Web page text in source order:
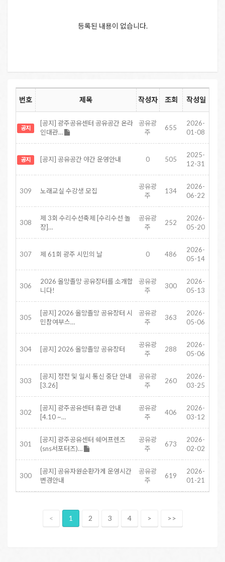
등록된 내용이 없습니다.
번호 제목 작성자 조회 작성일
공지
[공지] 광주공유센터 공유공간 온라
인대관…
공유광
주
655
2026-
01-08
공지 [공지] 공유공간 야간 운영안내 0 505
2025-
12-31
309 노래교실 수강생 모집
공유광
주
134
2026-
06-22
308
제 3회 수리수선축제 [수리수선 놀
장]…
공유광
주
252
2026-
05-20
307 제 61회 광주 시민의 날 0 486
2026-
05-14
306
2026 올망졸망 공유장터를 소개합
니다!
공유광
주
300
2026-
05-13
305
[공지] 2026 올망졸망 공유장터 시
민참여부스…
공유광
주
363
2026-
05-06
304 [공지] 2026 올망졸망 공유장터
공유광
주
288
2026-
05-06
303
[공지] 정전 및 일시 통신 중단 안내
[3.26]
공유광
주
260
2026-
03-25
302
[공지] 광주공유센터 휴관 안내
[4.10 ~…
공유광
주
406
2026-
03-12
301
[공지] 광주공유센터 쉐어프렌즈
(sns서포터즈)…
공유광
주
673
2026-
02-02
300
[공지] 공유자원순환가게 운영시간
변경안내
공유광
주
619
2026-
01-21
< 1 2 3 4 > >>